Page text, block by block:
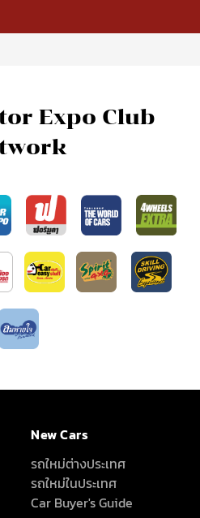
Expo Club
New Cars
รถใหม่ต่างประเทศ
รถใหม่ในประเทศ
Car Buyer's Guide